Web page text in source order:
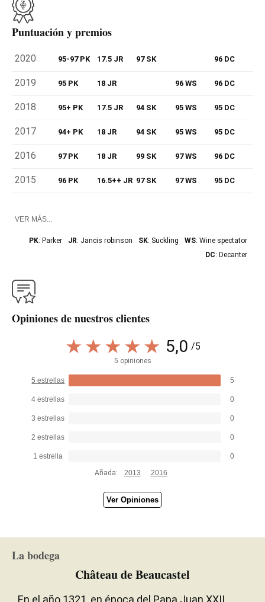
Puntuación y premios
2020 95-97 PK 17.5 JR 97 SK 96 DC
2019 95 PK 18 JR 96 WS 96 DC
2018 95+ PK 17.5 JR 94 SK 95 WS 95 DC
2017 94+ PK 18 JR 94 SK 95 WS 95 DC
2016 97 PK 18 JR 99 SK 97 WS 96 DC
2015 96 PK 16.5++ JR 97 SK 97 WS 95 DC
VER MÁS...
PK: Parker JR: Jancis robinson SK: Suckling WS: Wine spectator
DC: Decanter
Opiniones de nuestros clientes
5,0 /5
5 opiniones
5 estrellas 5
4 estrellas 0
3 estrellas 0
2 estrellas 0
1 estrella
0
Añada:
2013 2016
Ver Opiniones
La bodega
Château de Beaucastel
En el año 1321, en época del Papa Juan XXII,